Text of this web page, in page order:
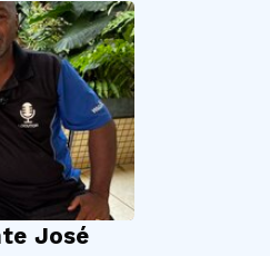
José